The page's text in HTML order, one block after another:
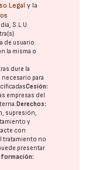
Legal y la
S.L.U.
de usuario.
la misma o
dure la
para
Cesión:
empresas del
Derechos:
supresión,
y
con
tratamiento no
presentar